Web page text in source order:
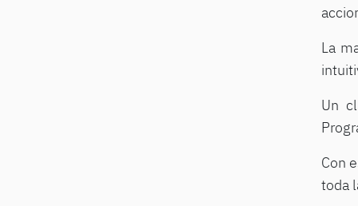
La
Un
Con
toda